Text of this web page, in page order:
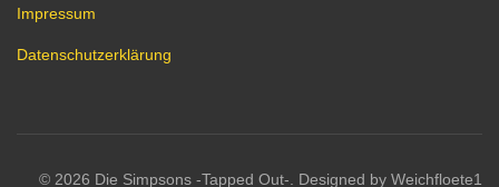
Impressum
Datenschutzerklärung
© 2026 Die Simpsons -Tapped Out-. Designed by Weichfloete1